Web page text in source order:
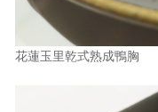
花蓮玉里乾式熟成鴨胸